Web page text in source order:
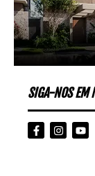
SIGA-NOS EM